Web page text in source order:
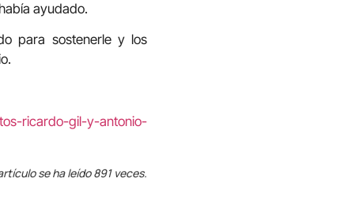
ayudado.
para sostenerle y los
ricardo-gil-y-antonio-
se ha leído 891 veces.